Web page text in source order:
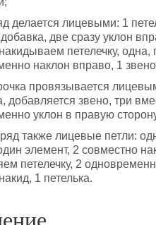
делается лицевыми: 1
две сразу уклон
петелечку,
наклон вправо, 1
провязывается
добавляется звено, три
уклон в правую
также лицевые петли:
элемент, 2 совместно
петелечку, 2
1 петелька.